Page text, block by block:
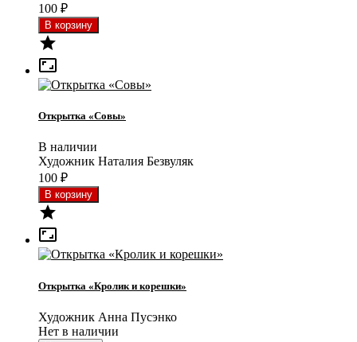
100 ₽


Открытка «Совы»
В наличии
Художник Наталия Безвуляк
100 ₽


Открытка «Кролик и корешки»
Художник Анна Пусэнко
Нет в наличии